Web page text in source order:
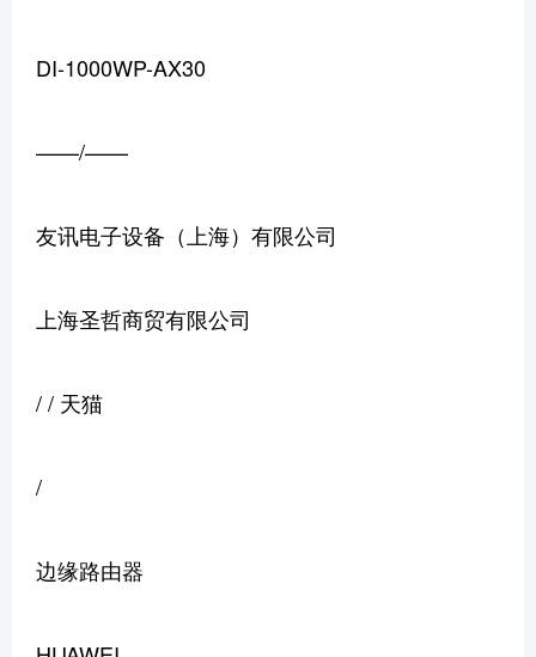
DI-1000WP-AX30
——/——
友讯电子设备（上海）有限公司
上海圣哲商贸有限公司
/ / 天猫
/
边缘路由器